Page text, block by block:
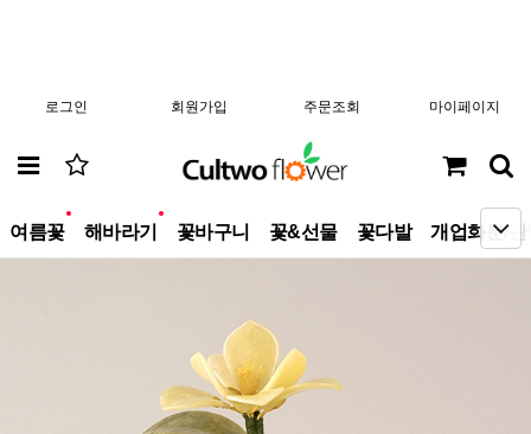
로그인 회원가입 주문조회 마이페이지
여름꽃 해바라기 꽃바구니 꽃&선물 꽃다발 개업화분/